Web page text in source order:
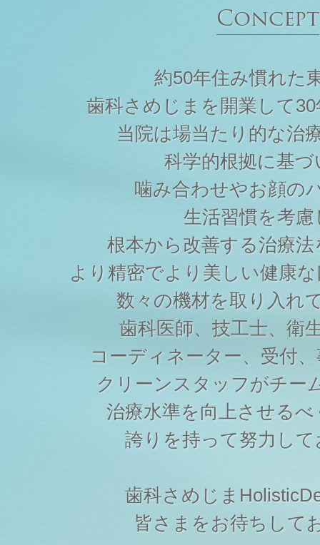
Concept
約50年住み慣れた
歯科さめじまを開業して
当院は場当たり的な治
科学的根拠に基づ
噛み合わせやお顔の
生活習慣を考慮
根本から改善する治療
より精密でより美しい健康
数々の機材を取り入れ
歯科医師、技工士、衛
コーディネーター、受付
クリーンスタッフがチー
治療水準を向上させる
誇りを持って努力し
歯科さめじま
皆さまをお待ちして